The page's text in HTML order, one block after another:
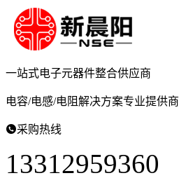
一站式电子元器件整合供应商
电容/电感/电阻解决方案专业提供商
采购热线
13312959360